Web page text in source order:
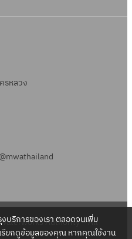
รหลวง
@mwathailand
Authority – All
บริการของเรา ตลอดจนเพิ่ม
ยกดูข้อมูลของคุณ หากคุณใช้งาน